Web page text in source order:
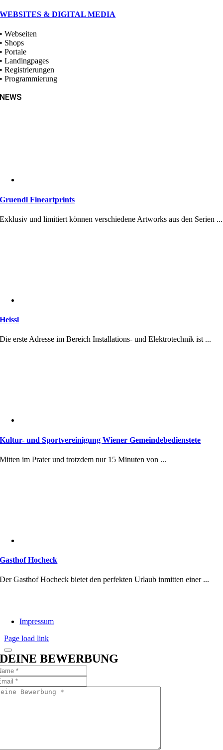
WEBSITES & DIGITAL MEDIA
• Webseiten
• Shops
• Portale
• Landingpages
• Registrierungen
• Programmierung
NEWS
Gruendl Fineartprints
Exklusiv und limitiert können verschiedene Artworks aus den Serien ...
Heissl
Die erste Adresse im Bereich Installations- und Elektrotechnik ist ...
Kultur- und Sportvereinigung Wiener Gemeindebedienstete
Mitten im Prater und trotzdem nur 15 Minuten von ...
Gasthof Hocheck
Der Gasthof Hocheck bietet den perfekten Urlaub inmitten einer ...
Impressum
Page load link
DEINE BEWERBUNG